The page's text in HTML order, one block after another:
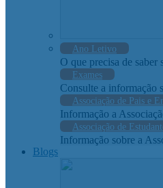
Ano Letivo
O que precisa de saber
Exames
Consulte a informação
Associação de Pais e
Informação a
Associação de
Informação sobre a
Blogs